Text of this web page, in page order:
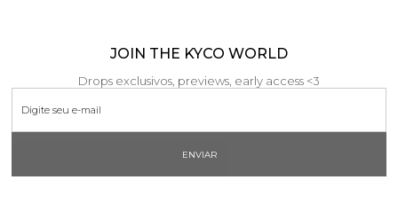
JOIN THE KYCO WORLD
Drops exclusivos, previews, early access <3
ENVIAR